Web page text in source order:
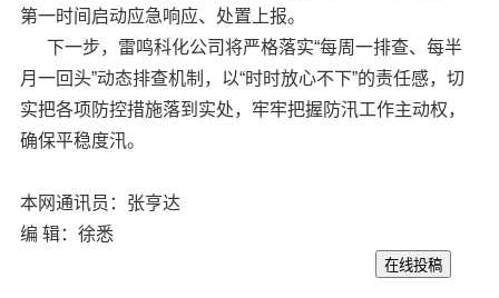
第一时间启动应急响应、处置上报。
下一步，雷鸣科化公司将严格落实“每周一排查、每半
月一回头”动态排查机制，以“时时放心不下”的责任感，切
实把各项防控措施落到实处，牢牢把握防汛工作主动权，
确保平稳度汛。
本网通讯员：张亨达
编 辑：徐悉